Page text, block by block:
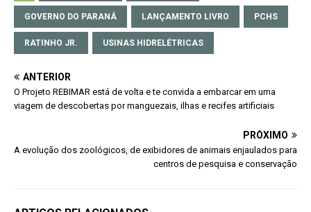
GOVERNO DO PARANÁ LANÇAMENTO LIVRO PCHS
RATINHO JR. USINAS HIDRELÉTRICAS
ANTERIOR
O Projeto REBIMAR está de volta e te convida a embarcar em uma
viagem de descobertas por manguezais, ilhas e recifes artificiais
PRÓXIMO
A evolução dos zoológicos, de exibidores de animais enjaulados para
centros de pesquisa e conservação